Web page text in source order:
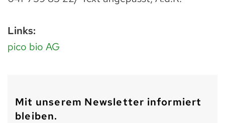
Links:
pico bio AG
Mit unserem Newsletter informiert
bleiben.